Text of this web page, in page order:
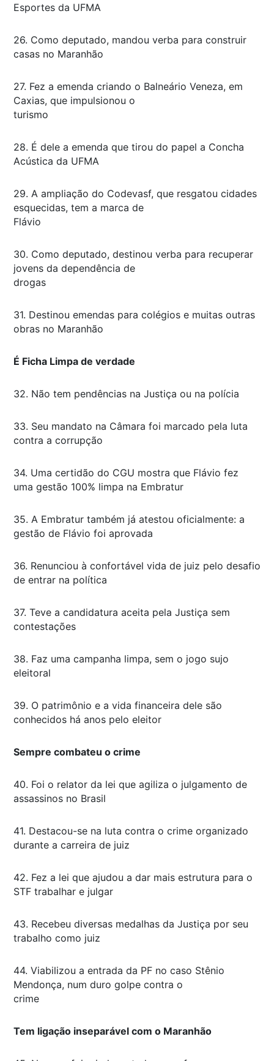
Esportes da UFMA
26. Como deputado, mandou verba para construir
casas no Maranhão
27. Fez a emenda criando o Balneário Veneza, em
Caxias, que impulsionou o
turismo
28. É dele a emenda que tirou do papel a Concha
Acústica da UFMA
29. A ampliação do Codevasf, que resgatou cidades
esquecidas, tem a marca de
Flávio
30. Como deputado, destinou verba para recuperar
jovens da dependência de
drogas
31. Destinou emendas para colégios e muitas outras
obras no Maranhão
É Ficha Limpa de verdade
32. Não tem pendências na Justiça ou na polícia
33. Seu mandato na Câmara foi marcado pela luta
contra a corrupção
34. Uma certidão do CGU mostra que Flávio fez
uma gestão 100% limpa na Embratur
35. A Embratur também já atestou oficialmente: a
gestão de Flávio foi aprovada
36. Renunciou à confortável vida de juiz pelo desafio
de entrar na política
37. Teve a candidatura aceita pela Justiça sem
contestações
38. Faz uma campanha limpa, sem o jogo sujo
eleitoral
39. O patrimônio e a vida financeira dele são
conhecidos há anos pelo eleitor
Sempre combateu o crime
40. Foi o relator da lei que agiliza o julgamento de
assassinos no Brasil
41. Destacou-se na luta contra o crime organizado
durante a carreira de juiz
42. Fez a lei que ajudou a dar mais estrutura para o
STF trabalhar e julgar
43. Recebeu diversas medalhas da Justiça por seu
trabalho como juiz
44. Viabilizou a entrada da PF no caso Stênio
Mendonça, num duro golpe contra o
crime
Tem ligação inseparável com o Maranhão